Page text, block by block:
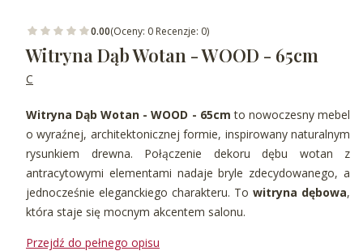
0.00(Oceny: 0 Recenzje: 0)
Witryna Dąb Wotan - WOOD - 65cm
C
Witryna Dąb Wotan - WOOD - 65cm to nowoczesny mebel
o wyraźnej, architektonicznej formie, inspirowany naturalnym
rysunkiem drewna. Połączenie dekoru dębu wotan z
antracytowymi elementami nadaje bryle zdecydowanego, a
jednocześnie eleganckiego charakteru. To witryna dębowa,
która staje się mocnym akcentem salonu.
Przejdź do pełnego opisu